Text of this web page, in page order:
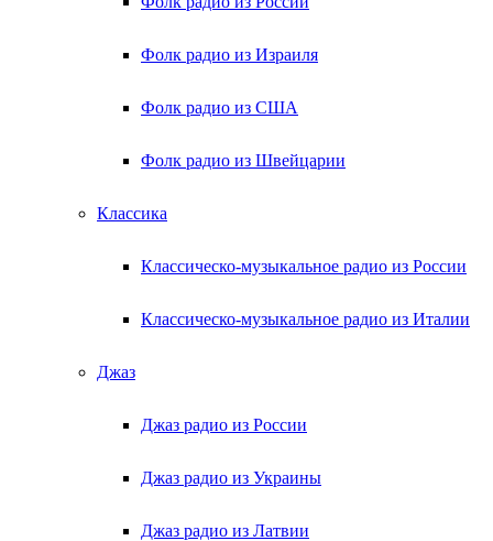
Фолк радио из Израиля
Фолк радио из США
Фолк радио из Швейцарии
Классика
Классическо-музыкальное радио из России
Классическо-музыкальное радио из Италии
Джаз
Джаз радио из России
Джаз радио из Украины
Джаз радио из Латвии